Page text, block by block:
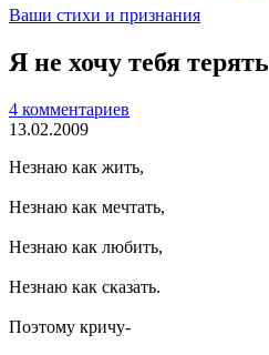
Ваши стихи и признания
Я не хочу тебя терять
4 комментариев
13.02.2009
Незнаю как жить,
Незнаю как мечтать,
Незнаю как любить,
Незнаю как сказать.
Поэтому кричу-